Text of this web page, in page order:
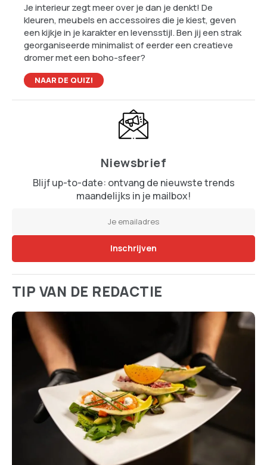
Je interieur zegt meer over je dan je denkt! De
kleuren, meubels en accessoires die je kiest, geven
een kijkje in je karakter en levensstijl. Ben jij een strak
georganiseerde minimalist of eerder een creatieve
dromer met een boho-sfeer?
NAAR DE QUIZ!
Niewsbrief
Blijf up-to-date: ontvang de nieuwste trends
maandelijks in je mailbox!
TIP VAN DE REDACTIE